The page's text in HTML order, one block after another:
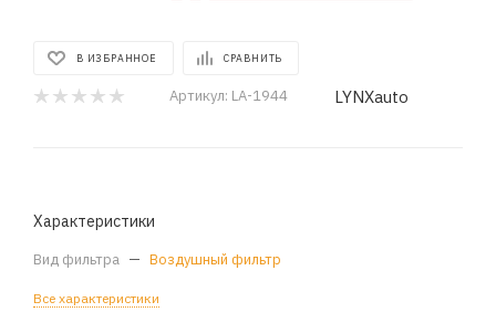
В ИЗБРАННОЕ СРАВНИТЬ
Артикул: LA-1944 LYNXauto
Характеристики
Вид фильтра — Воздушный фильтр
Все характеристики